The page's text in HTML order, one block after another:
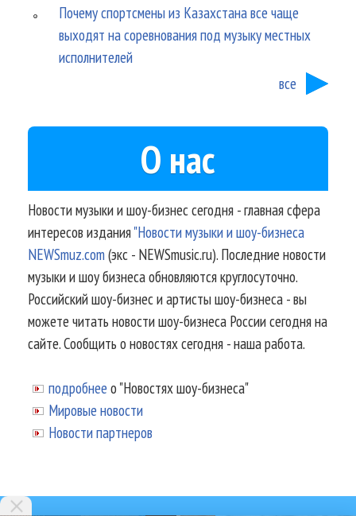
Почему спортсмены из Казахстана все чаще
выходят на соревнования под музыку местных
исполнителей
все
О нас
Новости музыки и шоу-бизнес сегодня - главная сфера
интересов издания"Новости музыки и шоу-бизнеса
NEWSmuz.com(экс - NEWSmusic.ru). Последние новости
музыки и шоу бизнеса обновляются круглосуточно.
Российский шоу-бизнес и артисты шоу-бизнеса - вы
можете читать новости шоу-бизнеса России сегодня на
сайте. Сообщить о новостях сегодня - наша работа.
подробнее о "Новостях шоу-бизнеса"
Мировые новости
Новости партнеров